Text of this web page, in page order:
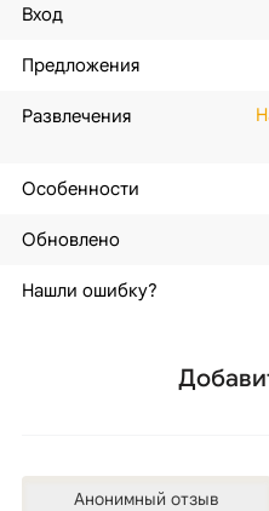
Вход
Предложения
Развлечения
Особенности
Обновлено
Нашли ошибку?
Анонимный отзыв